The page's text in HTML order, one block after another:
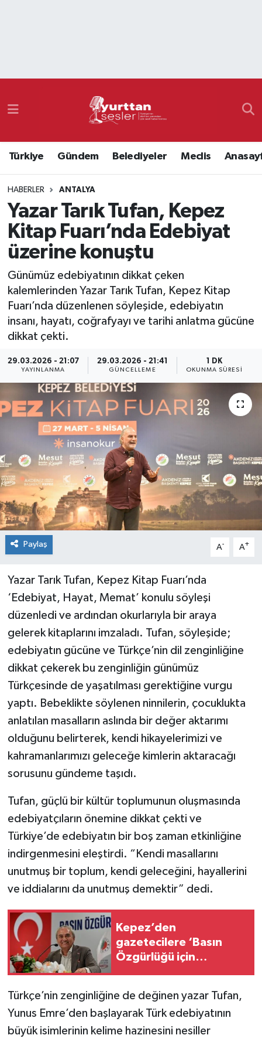
Türkiye Gündem Belediyeler Meclis
HABERLER ANTALYA
Yazar Tarık Tufan, Kepez
Kitap Fuarı’nda Edebiyat
üzerine konuştu
Günümüz edebiyatının dikkat çeken
kalemlerinden Yazar Tarık Tufan, Kepez Kitap
Fuarı’nda düzenlenen söyleşide, edebiyatın
insanı, hayatı, coğrafyayı ve tarihi anlatma gücüne
dikkat çekti.
29.03.2026 - 21:07
YAYINLANMA
29.03.2026 - 21:41
GÜNCELLEME
1 DK
OKUNMA SÜRESI
Paylaş A- A+
Yazar Tarık Tufan, Kepez Kitap Fuarı’nda
‘Edebiyat, Hayat, Memat’ konulu söyleşi
düzenledi ve ardından okurlarıyla bir araya
gelerek kitaplarını imzaladı. Tufan, söyleşide;
edebiyatın gücüne ve Türkçe’nin dil zenginliğine
dikkat çekerek bu zenginliğin günümüz
Türkçesinde de yaşatılması gerektiğine vurgu
yaptı. Bebeklikte söylenen ninnilerin, çocuklukta
anlatılan masalların aslında bir değer aktarımı
olduğunu belirterek, kendi hikayelerimizi ve
kahramanlarımızı geleceğe kimlerin aktaracağı
sorusunu gündeme taşıdı.
Tufan, güçlü bir kültür toplumunun oluşmasında
edebiyatçıların önemine dikkat çekti ve
Türkiye’de edebiyatın bir boş zaman etkinliğine
indirgenmesini eleştirdi. “Kendi masallarını
unutmuş bir toplum, kendi geleceğini, hayallerini
ve iddialarını da unutmuş demektir” dedi.
Kepez’den
gazetecilere ‘Basın
Özgürlüğü için
Türkçe’nin zenginliğine de değinen yazar Tufan,
Yunus Emre’den başlayarak Türk edebiyatının
büyük isimlerinin kelime hazinesini nesiller
Namaz Vakitleri
Süper Lig Puan Durumu ve Fikstür
Tüm Manşetler
Son Dakika Haberleri
Haber Arşivi